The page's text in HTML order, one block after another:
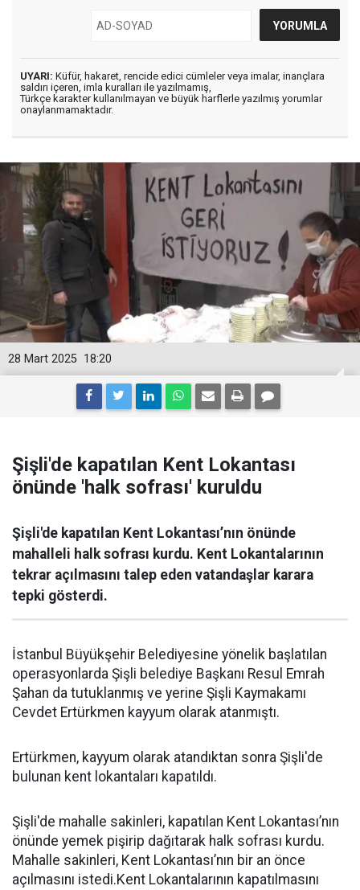
UYARI: Küfür, hakaret, rencide edici cümleler veya imalar, inançlara
saldırı içeren, imla kuralları ile yazılmamış,
Türkçe karakter kullanılmayan ve büyük harflerle yazılmış yorumlar
onaylanmamaktadır.
18:20
28 Mart 2025
Şişli'de kapatılan Kent Lokantası
önünde 'halk sofrası' kuruldu
Şişli'de kapatılan Kent Lokantası’nın önünde
mahalleli halk sofrası kurdu. Kent Lokantalarının
tekrar açılmasını talep eden vatandaşlar karara
tepki gösterdi.
İstanbul Büyükşehir Belediyesine yönelik başlatılan
operasyonlarda Şişli belediye Başkanı Resul Emrah
Şahan da tutuklanmış ve yerine Şişli Kaymakamı
Cevdet Ertürkmen kayyum olarak atanmıştı.
Ertürkmen, kayyum olarak atandıktan sonra Şişli'de
bulunan kent lokantaları kapatıldı.
Şişli'de mahalle sakinleri, kapatılan Kent Lokantası’nın
önünde yemek pişirip dağıtarak halk sofrası kurdu.
Mahalle sakinleri, Kent Lokantası’nın bir an önce
açılmasını istedi.Kent Lokantalarının kapatılmasını